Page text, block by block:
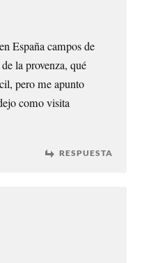
España campos de
la provenza, qué
pero me apunto
como visita
RESPUESTA